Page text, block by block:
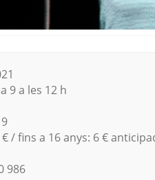
9 a les 12 h
/ fins a 16 anys: 6 €
986